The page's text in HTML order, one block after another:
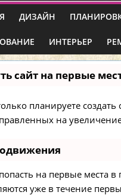
ДИЗАЙН
ИНТЕРЬЕР
сайт на первые
планируете
на
на первые места
уже в течение